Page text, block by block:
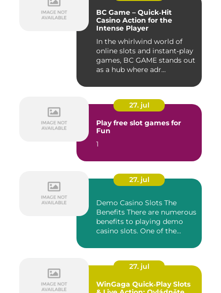
BC Game – Quick‑Hit
Casino Action for the
Intense Player
In the whirlwind world of
online slots and instant‑play
games, BC GAME stands out
as a hub where adr...
27. jul
Play free slot games for
Fun
1
27. jul
Demo Casino Slots The
Benefits There are numerous
benefits to playing demo
casino slots. One of the...
27. jul
WinGaga Quick‑Play Slots